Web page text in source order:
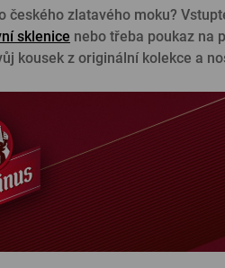
rukavice
župany
s věnováním
ze dřeva
Magnety
Propisky
Podtácky
Ostatní
zlatavého moku?
sklenice nebo třeba poukaz na
kousek z originální kolekce a